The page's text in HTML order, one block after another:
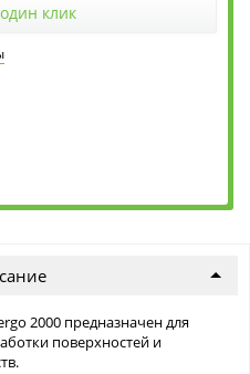
клик
2000 предназначен для
поверхностей и